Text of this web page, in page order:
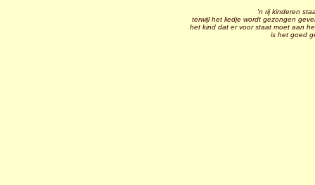
'n rij kinderen
terwijl het liedje wordt gezongen
het kind dat er voor staat moet aan
is het goed